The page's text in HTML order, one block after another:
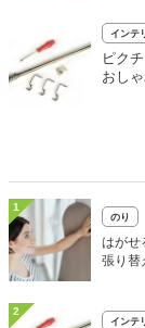
インテ
ピク
おし
1
のり
はがせ
張り替
2
インテ